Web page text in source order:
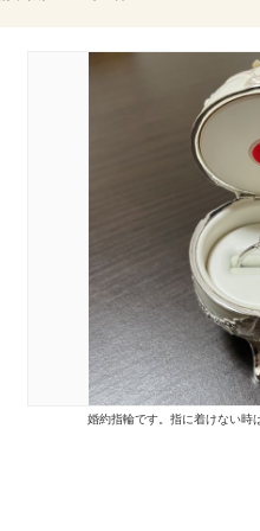
婚約指輪です。指に着けない時